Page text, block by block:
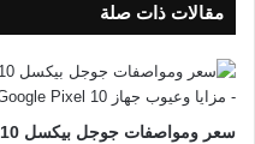
مقالات ذات صلة
سعر ومواصفات جوجل بيكسل 10